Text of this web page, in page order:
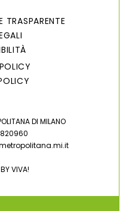
TRASPARENTE
DI MILANO
VIVA!